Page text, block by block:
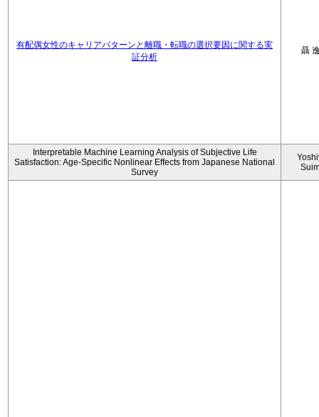
有配偶女性のキャリアパターンと離職・転職の選択要因に関する実
証分析
聶
Interpretable Machine Learning Analysis of Subjective Life
Satisfaction: Age-Specific Nonlinear Effects from Japanese National
Survey